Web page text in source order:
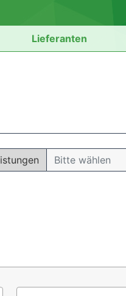
Lieferanten
Bitte wählen